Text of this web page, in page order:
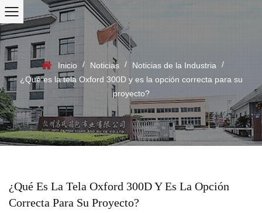
Inicio / Noticias / Noticias de la Industria
/
¿Qué es la tela Oxford 300D y es la opción correcta para su
proyecto?
¿Qué Es La Tela Oxford 300D Y Es La Opción
Correcta Para Su Proyecto?